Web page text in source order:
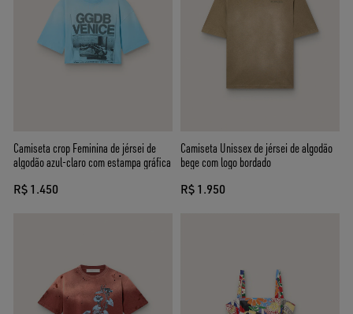
Camiseta crop Feminina de jérsei de
algodão azul-claro com estampa gráfica
R$ 1.450
Camiseta Unissex de jérsei de algodão
bege com logo bordado
R$ 1.950